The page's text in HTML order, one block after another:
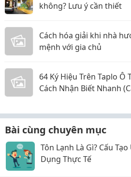
không? Lưu ý cần thiết
Cách hóa giải khi nhà
mệnh với gia chủ
64 Ký Hiệu Trên Taplo Ô
Cách Nhận Biết Nhanh
Bài cùng chuyên mục
Tôn Lạnh Là Gì? Cấu
Dụng Thực Tế